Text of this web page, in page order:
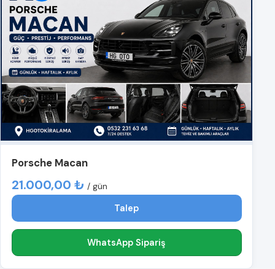
Porsche Macan
21.000,00 ₺ / gün
Talep
WhatsApp Sipariş